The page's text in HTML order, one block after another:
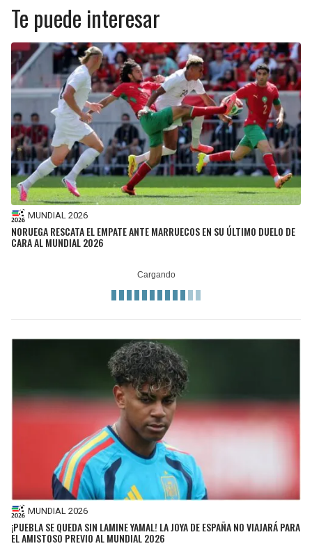
Te puede interesar
MUNDIAL 2026
NORUEGA RESCATA EL EMPATE ANTE MARRUECOS EN SU ÚLTIMO DUELO DE
CARA AL MUNDIAL 2026
MUNDIAL 2026
¡PUEBLA SE QUEDA SIN LAMINE YAMAL! LA JOYA DE ESPAÑA NO VIAJARÁ PARA
EL AMISTOSO PREVIO AL MUNDIAL 2026